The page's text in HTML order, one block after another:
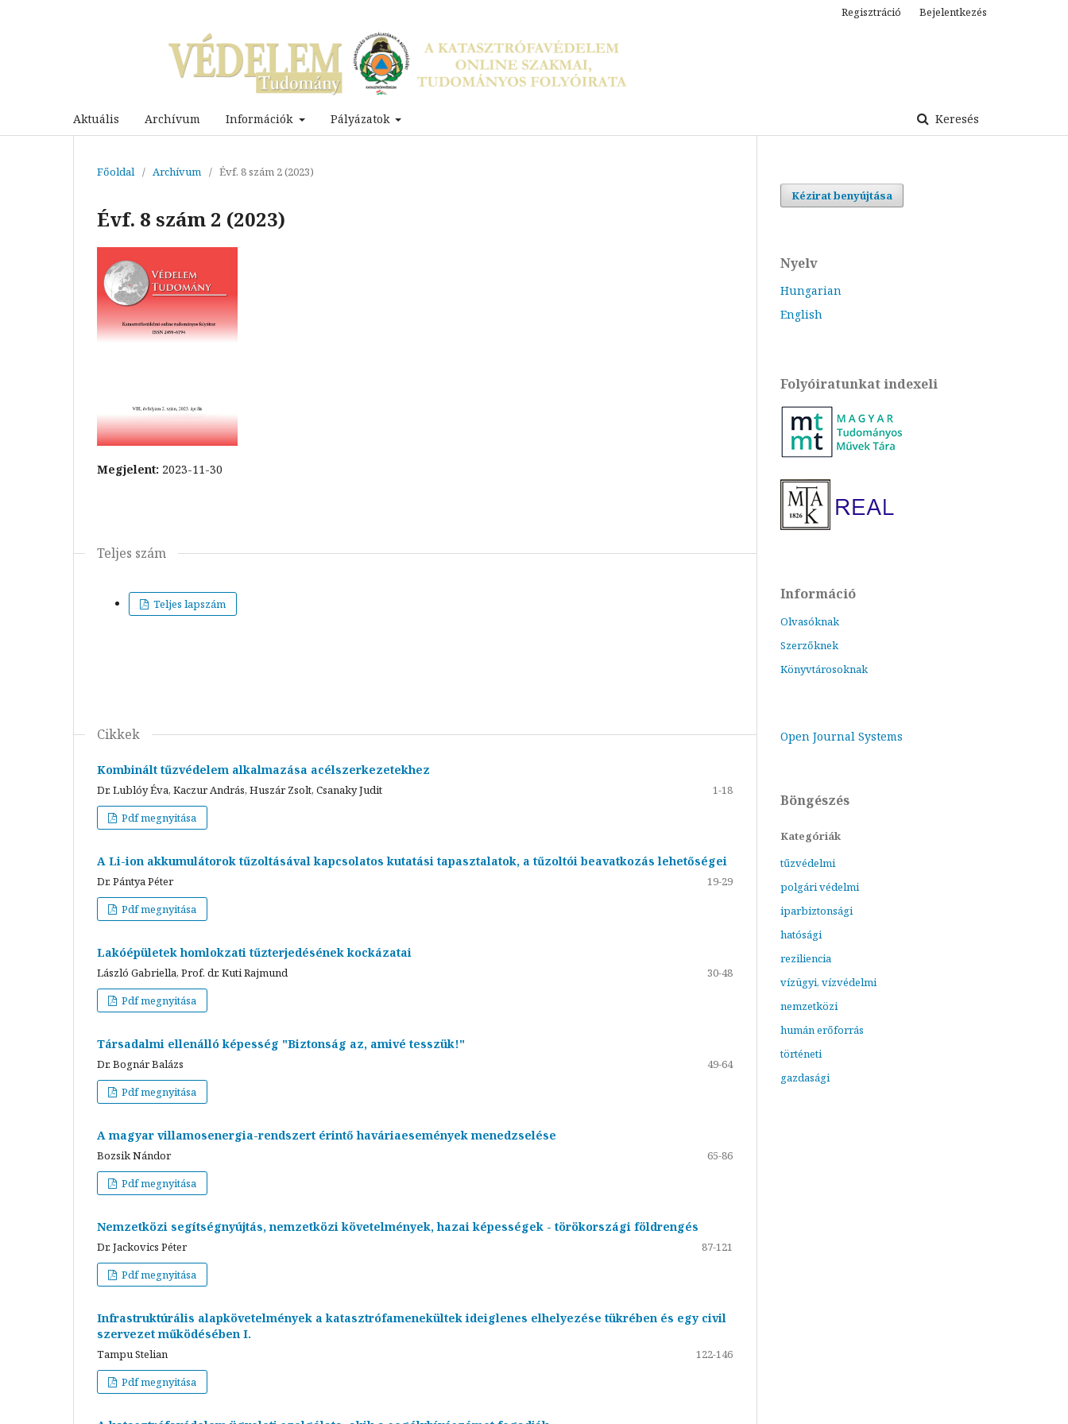
Aktuális Archívum Információk Pályázatok Keresés
Regisztráció Bejelentkezés
Főoldal / Archívum / Évf. 8 szám 2 (2023)
Évf. 8 szám 2 (2023)
Megjelent: 2023-11-30
Teljes szám
Teljes lapszám
Cikkek
Kombinált tűzvédelem alkalmazása acélszerkezetekhez
Dr. Lublóy Éva, Kaczur András, Huszár Zsolt, Csanaky Judit
1-18
Pdf megnyitása
A Li-ion akkumulátorok tűzoltásával kapcsolatos kutatási tapasztalatok, a tűzoltói beavatkozás lehetőségei
Dr. Pántya Péter
19-29
Pdf megnyitása
Lakóépületek homlokzati tűzterjedésének kockázatai
László Gabriella, Prof. dr. Kuti Rajmund
30-48
Pdf megnyitása
Társadalmi ellenálló képesség "Biztonság az, amivé tesszük!"
Dr. Bognár Balázs
49-64
Pdf megnyitása
A magyar villamosenergia-rendszert érintő haváriaesemények menedzselése
Bozsik Nándor
65-86
Pdf megnyitása
Nemzetközi segítségnyújtás, nemzetközi követelmények, hazai képességek - törökországi földrengés
Dr. Jackovics Péter
87-121
Pdf megnyitása
Infrastruktúrális alapkövetelmények a katasztrófamenekültek ideiglenes elhelyezése tükrében és egy civil
szervezet működésében I.
Tampu Stelian
122-146
Pdf megnyitása
Kézirat benyújtása
Nyelv
Hungarian
English
Folyóiratunkat indexeli
Információ
Olvasóknak
Szerzőknek
Könyvtárosoknak
Open Journal Systems
Böngészés
Kategóriák
tűzvédelmi
polgári védelmi
iparbiztonsági
hatósági
reziliencia
vízügyi, vízvédelmi
nemzetközi
humán erőforrás
történeti
gazdasági